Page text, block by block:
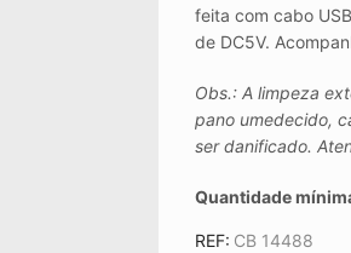
feita com cabo
de DC5V.
Obs.: A limpeza
pano umedecido,
ser danificado.
Quantidade
REF: CB 14488